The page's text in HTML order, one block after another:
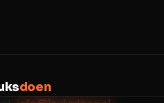
doen